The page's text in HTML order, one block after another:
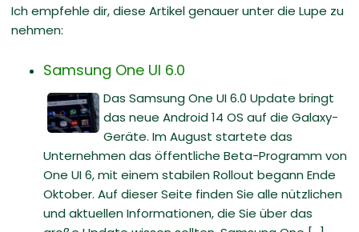
Ich empfehle dir, diese Artikel genauer unter die Lupe zu
nehmen:
Samsung One UI 6.0
Das Samsung One UI 6.0 Update bringt
das neue Android 14 OS auf die Galaxy-
Geräte. Im August startete das
Unternehmen das öffentliche Beta-Programm von
One UI 6, mit einem stabilen Rollout begann Ende
Oktober. Auf dieser Seite finden Sie alle nützlichen
und aktuellen Informationen, die Sie über das